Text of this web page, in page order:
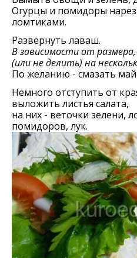
Огурцы и помидоры
ломтиками.
Развернуть лаваш.
В зависимости от
(или не делить) на
По желанию - смазать
Немного отступить от
выложить листья салата,
на них - веточки зелени,
помидоров, лук.